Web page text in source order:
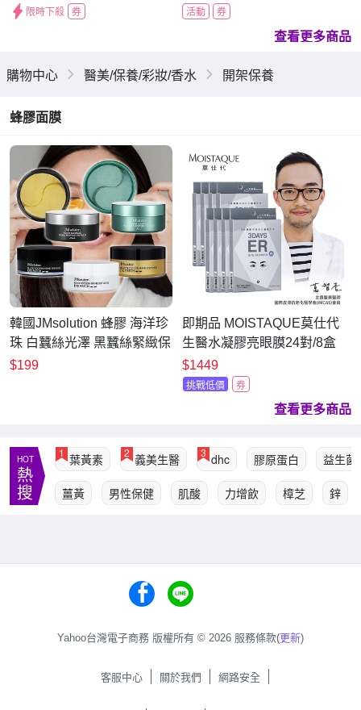
(木醣醇薄荷醇潔齒水旅行組,
限時下殺 券 活動 券
查看更多商品
購物中心 醫美/保養/彩妝/香水 開架保養
蜂膠面膜
韓國JMsolution 蜂膠 海洋珍
珠 白蠶絲光澤 黑蠶絲緊緻保
濕 黃金蠶絲彈力眼膜(30對)
$199
即期品 MOISTAQUE莫仕代
生醫水凝膠亮眼膜24對/8盒
(有效日期至20270412)
$1449
挑戰低價 券
查看更多商品
HOT
熱
搜
1 葉黃素 2 義美生醫 3 dhc 膠原蛋白 益生菌
薑黃 男性保健 肌酸 力增飲 樟芝 鋅
Yahoo台灣電子商務 版權所有 © 2026 服務條款(更新)
客服中心 關於我們 網路安全